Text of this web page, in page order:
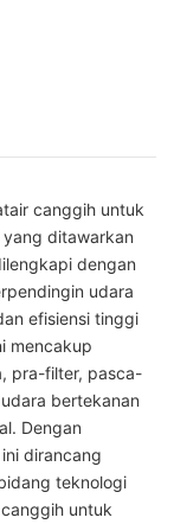
canggih untuk
yang ditawarkan
dengan
udara
efisiensi tinggi
mencakup
pra-filter, pasca-
bertekanan
Dengan
dirancang
teknologi
untuk